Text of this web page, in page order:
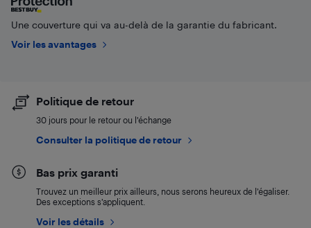
Une couverture qui va au-delà de la garantie du fabricant.
Voir les avantages
Politique de retour
30 jours pour le retour ou l’échange
Consulter la politique de retour
Bas prix garanti
Trouvez un meilleur prix ailleurs, nous serons heureux de l’égaliser.
Des exceptions s’appliquent.
Voir les détails